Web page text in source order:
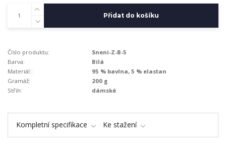
Přidat do košíku
Číslo produktu:
Sneni-Z-B-5
Barva:
Bílá
Materiál::
95 % bavlna, 5 % elastan
Gramáž:
200 g
Střih:
dámské
Kompletní specifikace Ke stažení